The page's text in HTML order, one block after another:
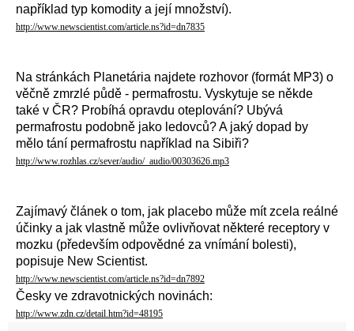
například typ komodity a její množství).
http://www.newscientist.com/article.ns?id=dn7835
Na stránkách Planetária najdete rozhovor (formát MP3) o
věčně zmrzlé půdě - permafrostu. Vyskytuje se někde
také v ČR? Probíhá opravdu oteplování? Ubývá
permafrostu podobně jako ledovců? A jaký dopad by
mělo tání permafrostu například na Sibiři?
http://www.rozhlas.cz/sever/audio/_audio/00303626.mp3
Zajímavý článek o tom, jak placebo může mít zcela reálné
účinky a jak vlastně může ovlivňovat některé receptory v
mozku (především odpovědné za vnímání bolesti),
popisuje New Scientist.
http://www.newscientist.com/article.ns?id=dn7892
Česky ve zdravotnických novinách:
http://www.zdn.cz/detail.htm?id=48195